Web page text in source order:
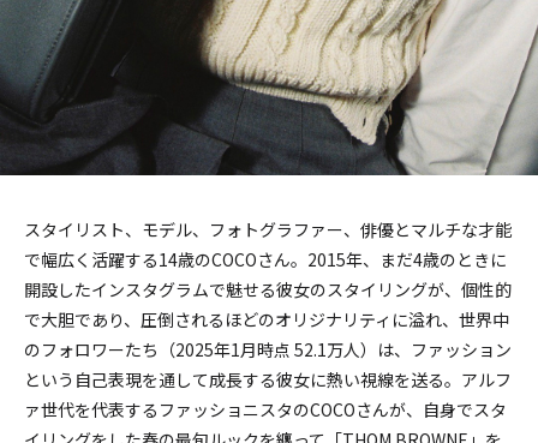
スタイリスト、モデル、フォトグラファー、俳優とマルチな才能
で幅広く活躍する14歳のCOCOさん。2015年、まだ4歳のときに
開設したインスタグラムで魅せる彼女のスタイリングが、個性的
で大胆であり、圧倒されるほどのオリジナリティに溢れ、世界中
のフォロワーたち（2025年1月時点 52.1万人）は、ファッション
という自己表現を通して成長する彼女に熱い視線を送る。アルフ
ァ世代を代表するファッショニスタのCOCOさんが、自身でスタ